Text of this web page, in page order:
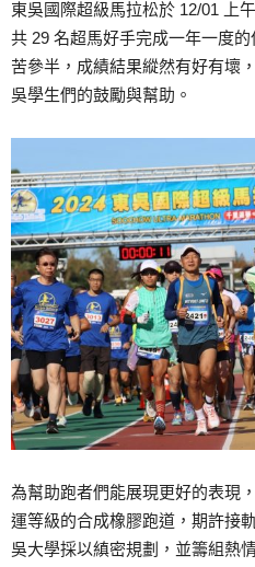
東吳國際超級馬拉松於 12/01 上
共 29 名超馬好手完成一年一度
苦參半，成績結果縱然有好有壞
吳學生們的鼓勵與幫助。
為幫助跑者們能展現更好的表現
運等級的合成橡膠跑道，期許接
吳大學採以縝密規劃，並籌組熱